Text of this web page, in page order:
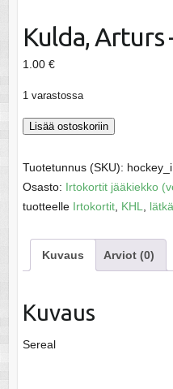
Kulda, Arturs
1.00 €
1 varastossa
Kulda,
-
KHL
16-
määrä
Lisää ostoskoriin
Tuotetunnus (SKU):
Osasto: Irtokortit jääkiekko
tuotteelle Irtokortit, KHL lätkä
Kuvaus Arviot (0)
Kuvaus
Sereal